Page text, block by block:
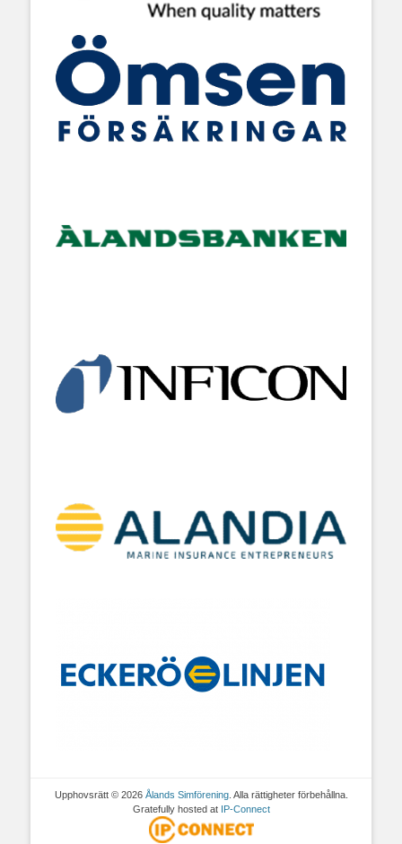
Upphovsrätt © 2026 Ålands Simförening. Alla rättigheter förbehållna.
Gratefully hosted at IP-Connect